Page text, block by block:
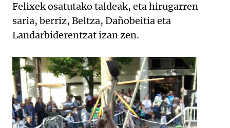
Felixek osatutako taldeak, eta hirugarren
saria, berriz, Beltza, Dañobeitia eta
Landarbiderentzat izan zen.